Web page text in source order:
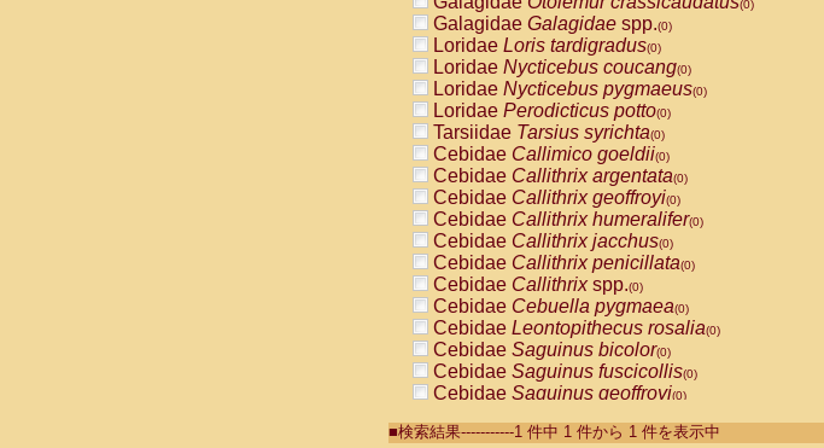
(0)
Galagidae Galagidae spp.(0)
Loridae Loris tardigradus(0)
Loridae Nycticebus coucang(0)
Loridae Nycticebus pygmaeus(0)
Loridae Perodicticus potto(0)
Tarsiidae Tarsius syrichta(0)
Cebidae Callimico goeldii(0)
Cebidae Callithrix argentata(0)
Cebidae Callithrix geoffroyi(0)
Cebidae Callithrix humeralifer(0)
Cebidae Callithrix jacchus(0)
Cebidae Callithrix penicillata(0)
Cebidae Callithrixspp.(0)
Cebidae Cebuella pygmaea(0)
Cebidae Leontopithecus rosalia(0)
Cebidae Saguinus bicolor(0)
Cebidae Saguinus fuscicollis(0)
Cebidae Saguinus geoffroyi(0)
CebidaeSaguinus labiatus(0)
■検索結果-----------1 件中 1 件から 1 件を表示中